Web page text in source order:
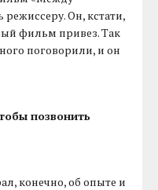
Он, кстати,
фильм привез. Так
поговорили, и он
позвонить
конечно, об опыте и